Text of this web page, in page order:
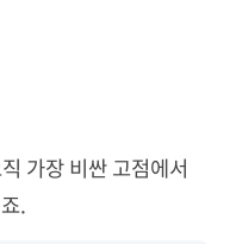
가장 비싼 고점에서
.